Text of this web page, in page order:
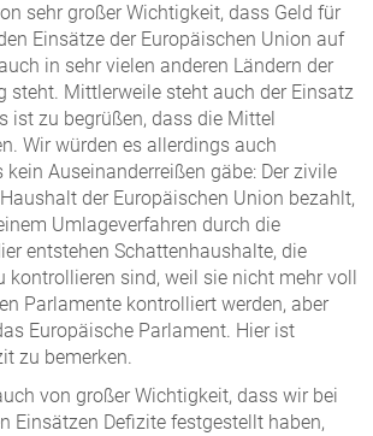
sehr großer Wichtigkeit, dass Geld für
Einsätze der Europäischen Union auf
in sehr vielen anderen Ländern der
steht. Mittlerweile steht auch der Einsatz
ist zu begrüßen, dass die Mittel
Wir würden es allerdings auch
kein Auseinanderreißen gäbe: Der zivile
der Europäischen Union bezahlt,
Umlageverfahren durch die
entstehen Schattenhaushalte, die
kontrollieren sind, weil sie nicht mehr voll
Parlamente kontrolliert werden, aber
Europäische Parlament. Hier ist
zu bemerken.
von großer Wichtigkeit, dass wir bei
Einsätzen Defizite festgestellt haben,